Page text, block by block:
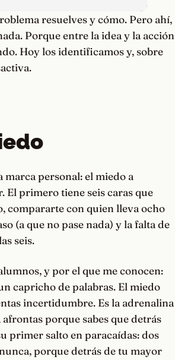
resuelves y cómo. Pero ahí,
Porque entre la idea y la acción
Hoy los identificamos y, sobre
personal: el miedo a
El primero tiene seis caras que
compararte con quien lleva ocho
(a que no pase nada) y la falta de
seis.
y por el que me conocen:
capricho de palabras. El miedo
incertidumbre. Es la adrenalina
porque sabes que detrás
primer salto en paracaídas: dos
porque detrás de tu mayor